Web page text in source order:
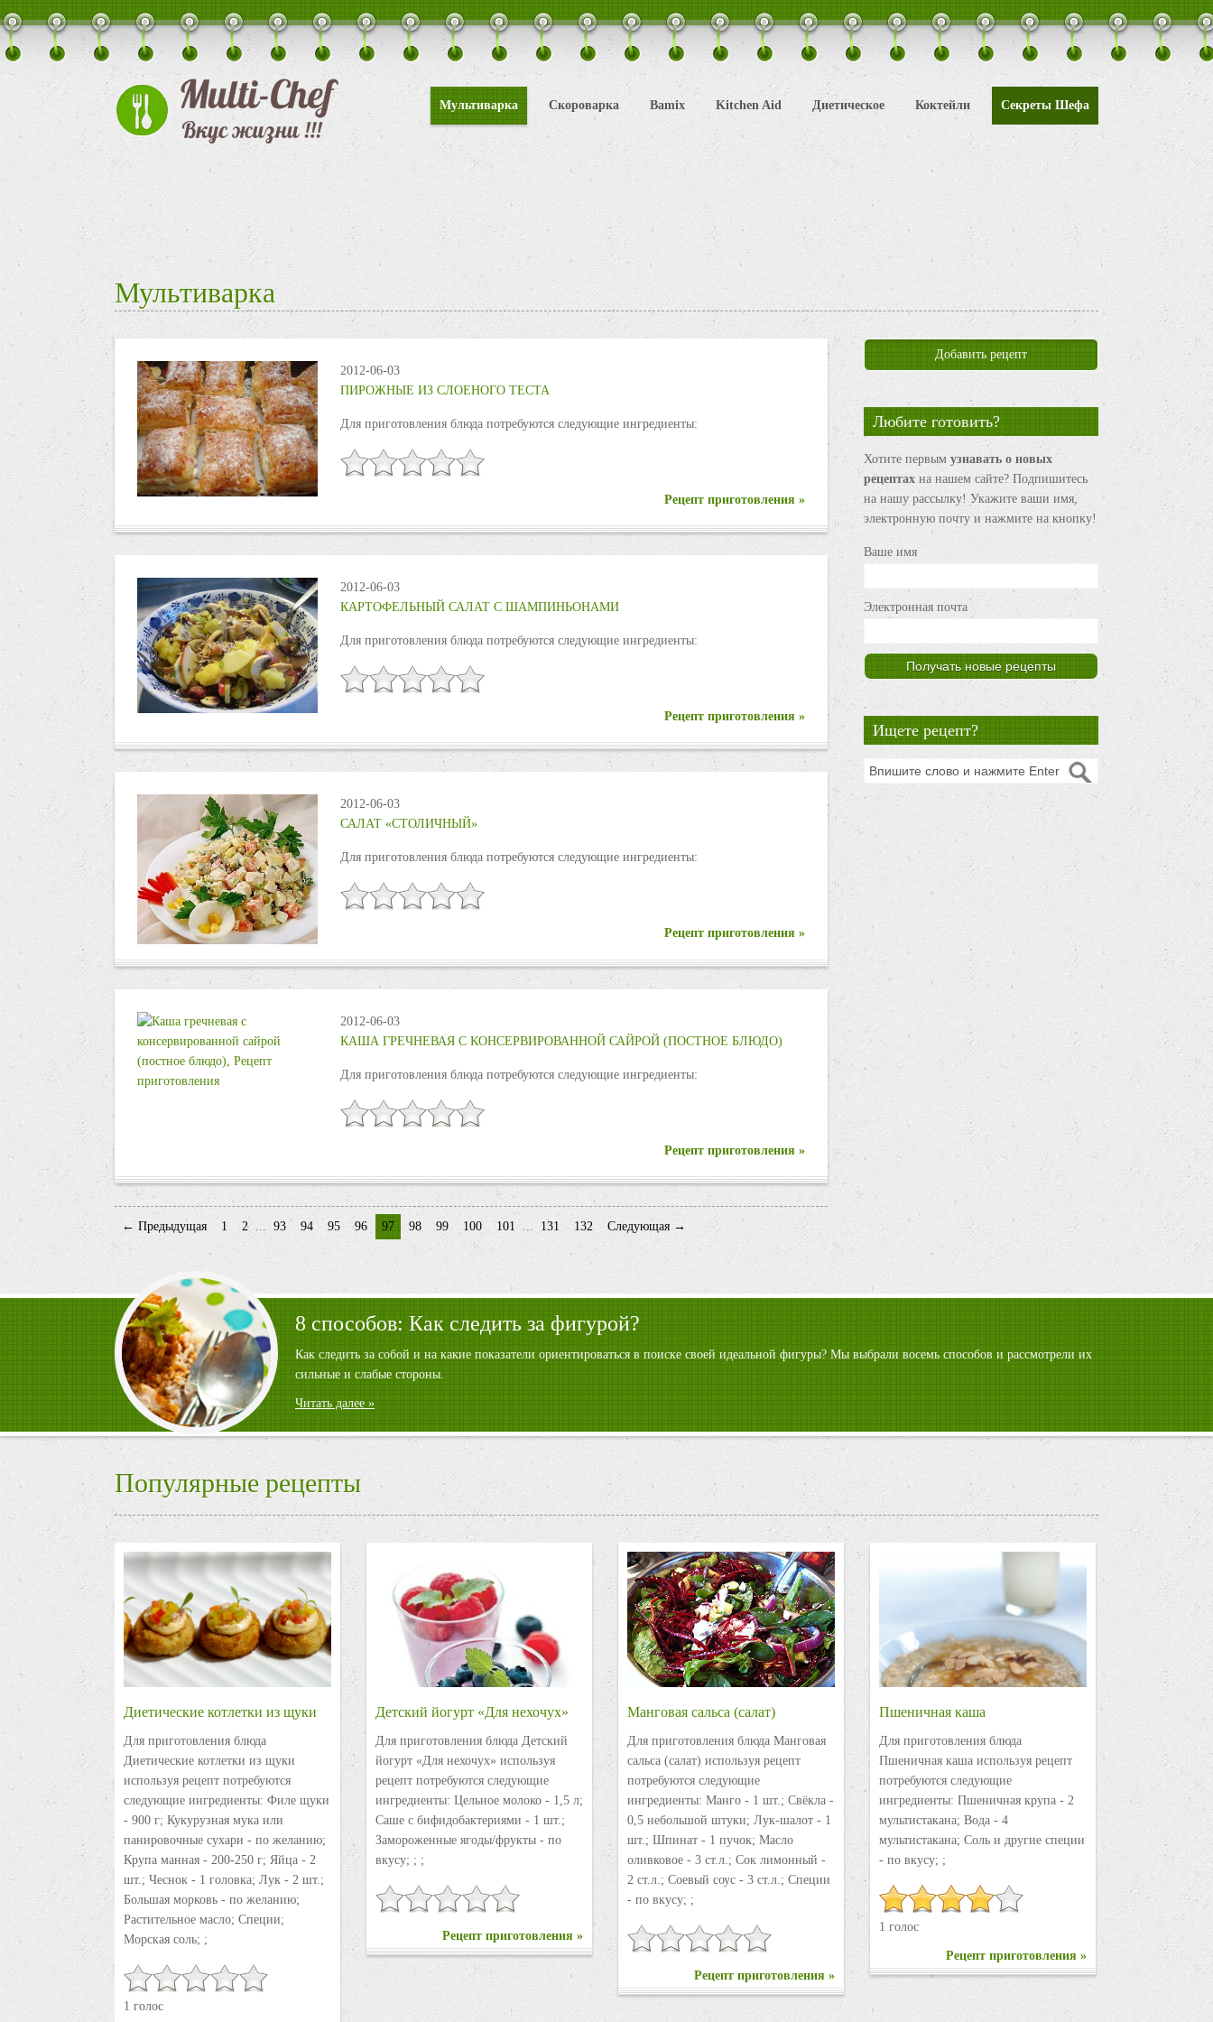
Мультиварка Скороварка Bamix Kitchen Aid Диетическое Коктейли Секреты Шефа
Мультиварка
2012-06-03
ПИРОЖНЫЕ ИЗ СЛОЕНОГО ТЕСТА
Для приготовления блюда потребуются следующие ингредиенты:
Рецепт приготовления »
2012-06-03
КАРТОФЕЛЬНЫЙ САЛАТ С ШАМПИНЬОНАМИ
Для приготовления блюда потребуются следующие ингредиенты:
Рецепт приготовления »
2012-06-03
САЛАТ «СТОЛИЧНЫЙ»
Для приготовления блюда потребуются следующие ингредиенты:
Рецепт приготовления »
2012-06-03
КАША ГРЕЧНЕВАЯ С КОНСЕРВИРОВАННОЙ САЙРОЙ (ПОСТНОЕ БЛЮДО)
Для приготовления блюда потребуются следующие ингредиенты:
Рецепт приготовления »
← Предыдущая 1 2 ... 93 94 95 96 97 98 99 100 101 ... 131 132 Следующая →
Добавить рецепт
Любите готовить?
Хотите первым узнавать о новых
рецептах на нашем сайте? Подпишитесь
на нашу рассылку! Укажите ваши имя,
электронную почту и нажмите на кнопку!
Ваше имя
Электронная почта
Ищете рецепт?
8 способов: Как следить за фигурой?
Как следить за собой и на какие показатели ориентироваться в поиске своей идеальной фигуры? Мы выбрали восемь способов и рассмотрели их
сильные и слабые стороны.
Читать далее »
Популярные рецепты
Диетические котлетки из щуки
Для приготовления блюда
Диетические котлетки из щуки
используя рецепт потребуются
следующие ингредиенты: Филе щуки
- 900 г; Кукурузная мука или
панировочные сухари - по желанию;
Крупа манная - 200-250 г; Яйца - 2
шт.; Чеснок - 1 головка; Лук - 2 шт.;
Большая морковь - по желанию;
Растительное масло; Специи;
Морская соль; ;
1 голос
Детский йогурт «Для нехочух»
Для приготовления блюда Детский
йогурт «Для нехочух» используя
рецепт потребуются следующие
ингредиенты: Цельное молоко - 1,5 л;
Саше с бифидобактериями - 1 шт.;
Замороженные ягоды/фрукты - по
вкусу; ; ;
Рецепт приготовления »
Манговая сальса (салат)
Для приготовления блюда Манговая
сальса (салат) используя рецепт
потребуются следующие
ингредиенты: Манго - 1 шт.; Свёкла -
0,5 небольшой штуки; Лук-шалот - 1
шт.; Шпинат - 1 пучок; Масло
оливковое - 3 ст.л.; Сок лимонный -
2 ст.л.; Соевый соус - 3 ст.л.; Специи
- по вкусу; ;
Рецепт приготовления »
Пшеничная каша
Для приготовления блюда
Пшеничная каша используя рецепт
потребуются следующие
ингредиенты: Пшеничная крупа - 2
мультистакана; Вода - 4
мультистакана; Соль и другие специи
- по вкусу; ;
1 голос
Рецепт приготовления »